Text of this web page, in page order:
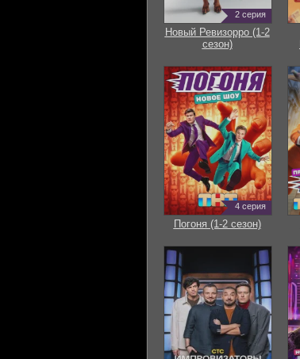
2 серия
Новый Ревизорро (1-2
сезон)
4 серия
Погоня (1-2 сезон)